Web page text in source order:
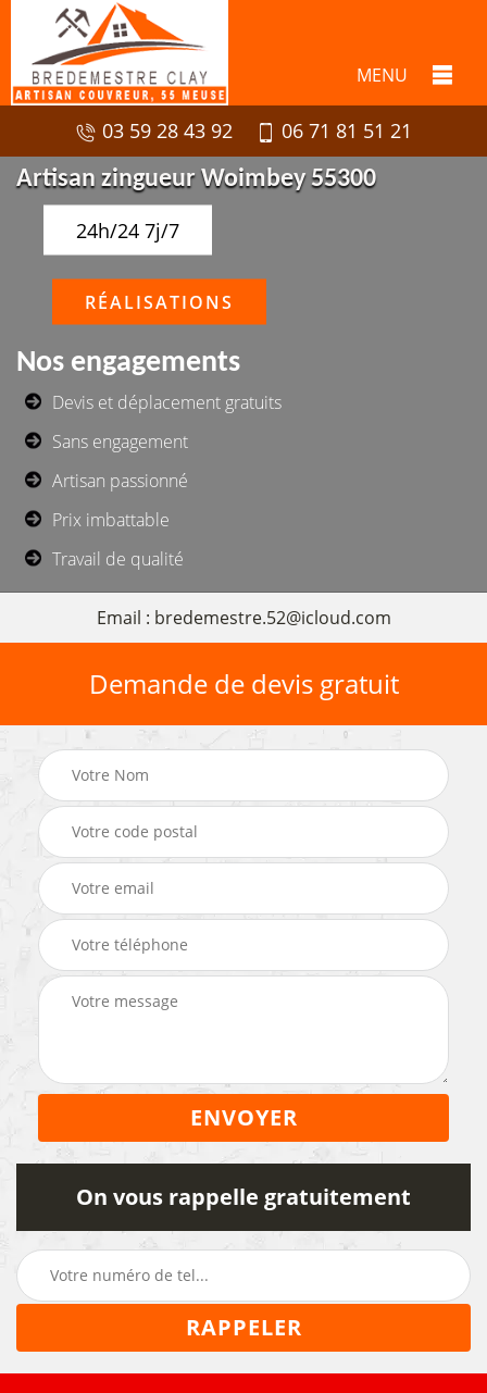
MENU
03 59 28 43 92
06 71 81 51 21
Artisan zingueur Woimbey 55300
24h/24 7j/7
RÉALISATIONS
Nos engagements
Devis et déplacement gratuits
Sans engagement
Artisan passionné
Prix imbattable
Travail de qualité
Email : bredemestre.52@icloud.com
Demande de devis gratuit
On vous rappelle gratuitement